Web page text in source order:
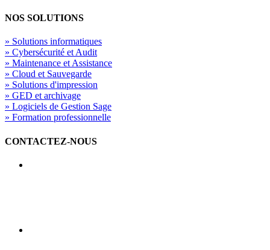
NOS SOLUTIONS
» Solutions informatiques
» Cybersécurité et Audit
» Maintenance et Assistance
» Cloud et Sauvegarde
» Solutions d'impression
» GED et archivage
» Logiciels de Gestion Sage
» Formation professionnelle
CONTACTEZ-NOUS